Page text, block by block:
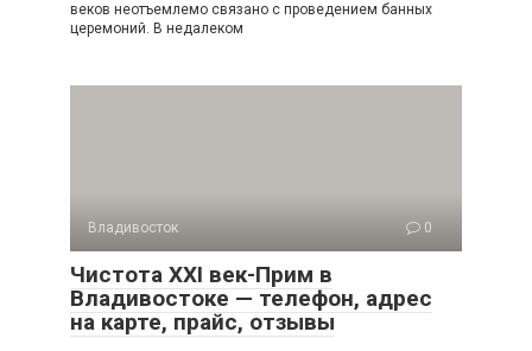
веков неотъемлемо связано с проведением банных
церемоний. В недалеком
Владивосток 0
Чистота XXI век-Прим в
Владивостоке — телефон, адрес
на карте, прайс, отзывы